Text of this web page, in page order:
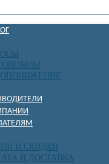
И СКИДКИ
И ДОСТАВКА